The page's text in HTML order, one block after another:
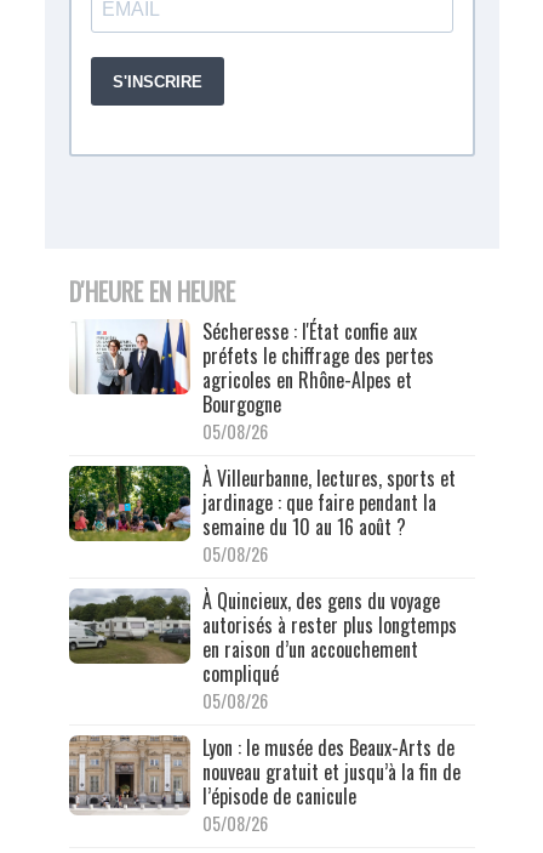
D'HEURE EN HEURE
Sécheresse : l'État confie aux
préfets le chiffrage des pertes
agricoles en Rhône-Alpes et
Bourgogne
05/08/26
À Villeurbanne, lectures, sports et
jardinage : que faire pendant la
semaine du 10 au 16 août ?
05/08/26
À Quincieux, des gens du voyage
autorisés à rester plus longtemps
en raison d’un accouchement
compliqué
05/08/26
Lyon : le musée des Beaux-Arts de
nouveau gratuit et jusqu’à la fin de
l’épisode de canicule
05/08/26